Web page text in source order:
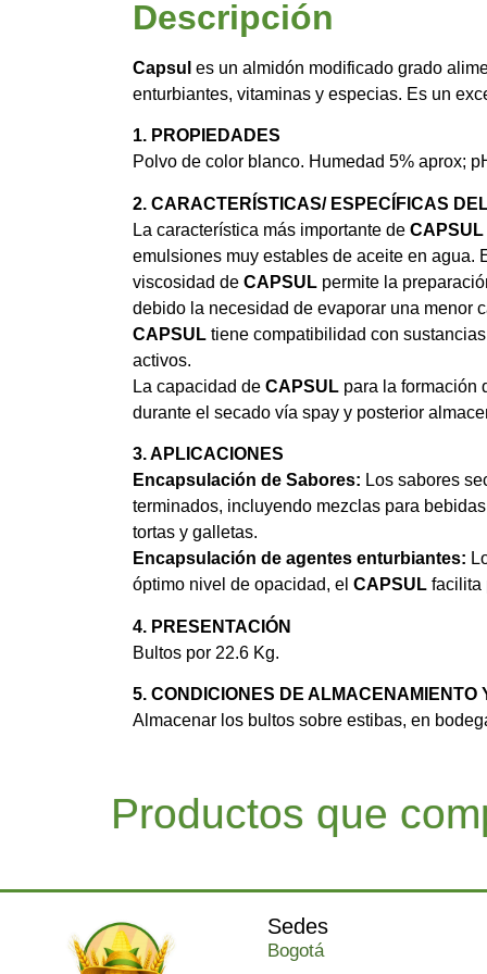
Descripción
Capsul es un almidón modificado grado
enturbiantes, vitaminas y especias. Es un
1. PROPIEDADES
Polvo de color blanco. Humedad 5% aprox;
2. CARACTERÍSTICAS/ ESPECÍFICAS
La característica más importante de CAPSUL
emulsiones muy estables de aceite en agua.
viscosidad de CAPSUL permite la
debido la necesidad de evaporar una menor
CAPSUL tiene compatibilidad con
activos.
La capacidad de CAPSUL para la formación
durante el secado vía spay y posterior
3. APLICACIONES
Encapsulación de Sabores: Los sabores
terminados, incluyendo mezclas para
tortas y galletas.
Encapsulación de agentes enturbiantes:
óptimo nivel de opacidad, el CAPSUL facilita
4. PRESENTACIÓN
Bultos por 22.6 Kg.
5. CONDICIONES DE ALMACENAMIENTO
Almacenar los bultos sobre estibas, en
Productos que
Sedes
Bogotá